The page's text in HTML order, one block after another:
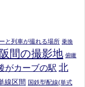
と列車が撮れる場所 乗換
間の撮影地 俯瞰
がカーブの駅 北
線区間 国鉄型配線(単式